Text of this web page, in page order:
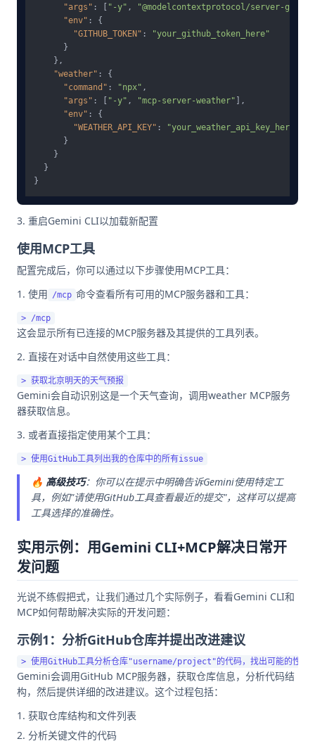
"args" : "-y" ,
"@modelcontextprotocol/server-
"env" :
{
"GITHUB_TOKEN" :
"your_github_token_here"
}
} ,
"weather" :
{
"command" : "npx" ,
"args" : "-y" , "mcp-server-weather"
,
"env" :
{
"WEATHER_API_KEY" :
"your_weather_api_key_here"
}
}
}
}
重启Gemini CLI以加载新配置
使用MCP工具
配置完成后，你可以通过以下步骤使用MCP工具：
使用 /mcp 命令查看所有可用的MCP服务器和工具：
这会显示所有已连接的MCP服务器及其提供的工具列表。
直接在对话中自然使用这些工具：
Gemini会自动识别这是一个天气查询，调用weather MCP服务
器获取信息。
或者直接指定使用某个工具：
🔥 高级技巧：你可以在提示中明确告诉Gemini使用特定工
具，例如"请使用GitHub工具查看最近的提交"，这样可以提高
工具选择的准确性。
实用示例：用Gemini CLI+MCP解决日常开
发问题
光说不练假把式，让我们通过几个实际例子，看看Gemini CLI和
MCP如何帮助解决实际的开发问题：
示例1：分析GitHub仓库并提出改进建议
Gemini会调用GitHub MCP服务器，获取仓库信息，分析代码结
构，然后提供详细的改进建议。这个过程包括：
获取仓库结构和文件列表
分析关键文件的代码